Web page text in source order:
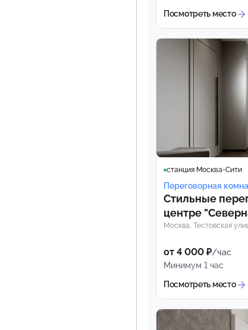
Посмотреть место
станция Москва-Сити
Переговорная
Стильные
центре
Москва, Тестовская
от 4 000 ₽/час
Минимум 1 час
Посмотреть место